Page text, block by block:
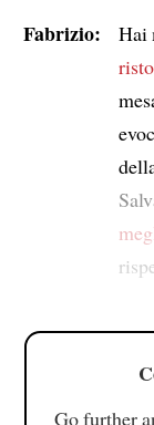
Fabrizio: Hai
Go further